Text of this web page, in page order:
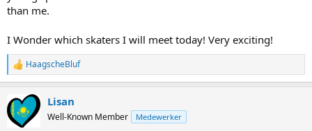
than me.
I Wonder which skaters I will meet today! Very exciting!
R
e
c
t
i
HaagscheBluf
Lisan
Well-Known Member Medewerker